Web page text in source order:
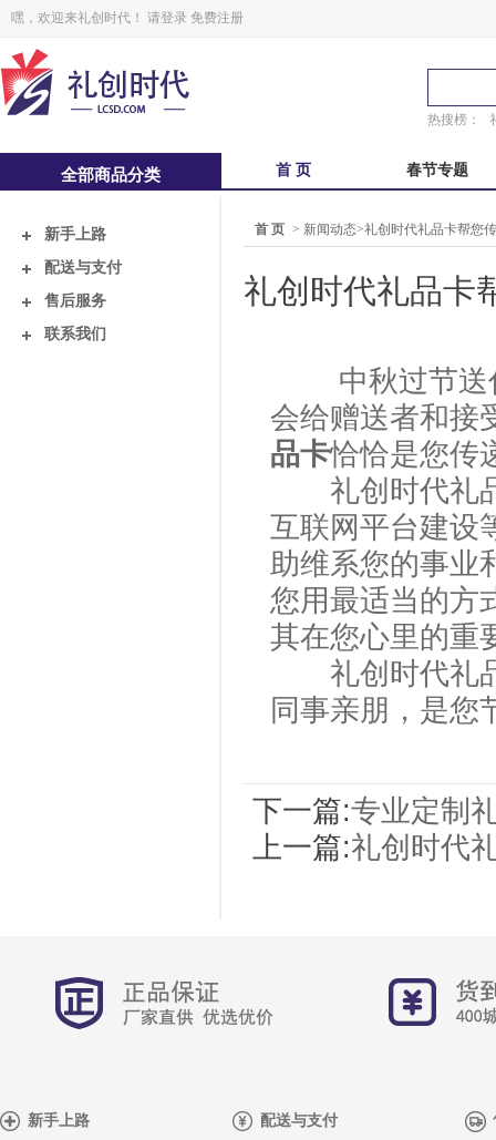
嘿，欢迎来礼创时代！ 请登录 免费注册
热搜榜：
全部商品分类 首 页 春节专题
鲜品屋 真真老老
新手上路
配送与支付
售后服务
联系我们
首 页 > 新闻动态>礼创时代礼品卡帮您
礼创时代礼品卡
中秋过节送什
会给赠送者和接
品卡恰恰是您传
礼创时代礼品
互联网平台建设
助维系您的事业
您用最适当的方
其在您心里的重
礼创时代礼品
同事亲朋，是您
下一篇:专业定制
上一篇:礼创时代
新手上路 配送与支付